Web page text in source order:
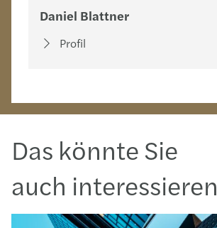
Daniel Blattner
Profil
Das könnte Sie
auch interessieren